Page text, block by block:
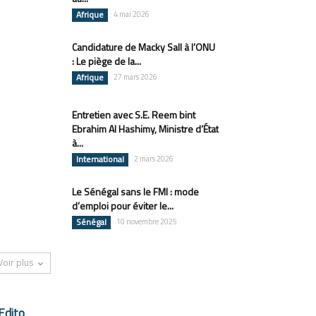
Afrique 4 mai 2026
Candidature de Macky Sall à l’ONU
: Le piège de la...
Afrique 27 mars 2026
Entretien avec S.E. Reem bint
Ebrahim Al Hashimy, Ministre d’État
à...
International 2 mars 2026
Le Sénégal sans le FMI : mode
d’emploi pour éviter le...
Sénégal 10 novembre 2025
plus